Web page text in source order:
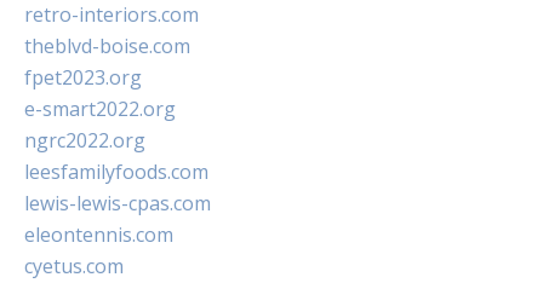
retro-interiors.com
theblvd-boise.com
fpet2023.org
e-smart2022.org
ngrc2022.org
leesfamilyfoods.com
lewis-lewis-cpas.com
eleontennis.com
cyetus.com